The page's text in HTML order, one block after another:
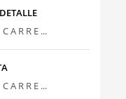
A R R E ...
A R R E ...